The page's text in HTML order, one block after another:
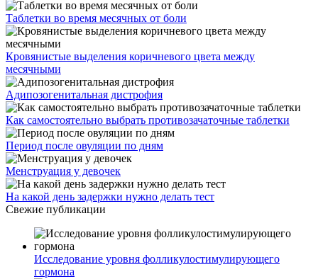
Таблетки во время месячных от боли
Кровянистые выделения коричневого цвета между
месячными
Адипозогенитальная дистрофия
Как самостоятельно выбрать противозачаточные таблетки
Период после овуляции по дням
Менструация у девочек
На какой день задержки нужно делать тест
Свежие публикации
Исследование уровня фолликулостимулирующего
гормона